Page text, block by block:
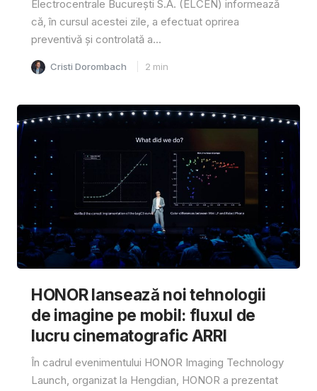
Electrocentrale București S.A. (ELCEN) informează
că, în cursul acestei zile, a efectuat oprirea
preventivă și controlată a...
Cristi Dorombach 2 min
HONOR lansează noi tehnologii
de imagine pe mobil: fluxul de
lucru cinematografic ARRI
În cadrul evenimentului HONOR Imaging Technology
Launch, organizat la Hengdian, HONOR a prezentat